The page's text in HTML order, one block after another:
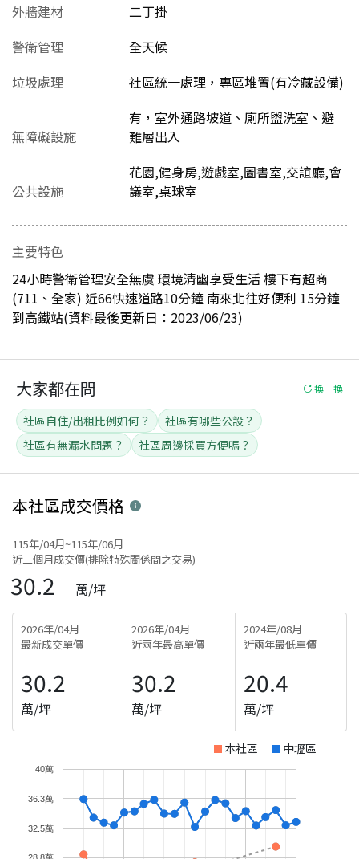
外牆建材
二丁掛
警衛管理
全天候
垃圾處理
社區統一處理，專區堆置(有冷藏設備)
無障礙設施
有，室外通路坡道、廁所盥洗室、避
難層出入
公共設施
花園,健身房,遊戲室,圖書室,交誼廳,會
議室,桌球室
主要特色
24小時警衛管理安全無虞 環境清幽享受生活 樓下有超商
(711、全家) 近66快速道路10分鐘 南來北往好便利 15分鐘
到高鐵站(資料最後更新日：2023/06/23)
大家都在問 換一換
社區自住/出租比例如何？
社區有哪些公設？
社區有無漏水問題？
社區周邊採買方便嗎？
本社區成交價格
115年/04月~115年/06月
近三個月成交價(排除特殊關係間之交易)
30.2 萬/坪
2026年/04月
最新成交單價
30.2
萬/坪
2026年/04月
近兩年最高單價
30.2
萬/坪
2024年/08月
近兩年最低單價
20.4
萬/坪
本社區 中壢區
32.5萬
36.3萬
40萬